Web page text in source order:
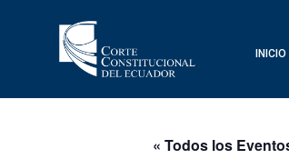
INICIO
« Todos los